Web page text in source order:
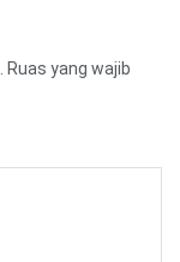
Ruas yang wajib